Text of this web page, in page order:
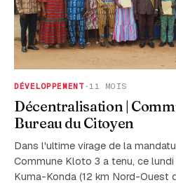
DÉVELOPPEMENT·11 MOIS
Décentralisation |
Bureau du Citoyen
Dans l'ultime virage de la
Commune Kloto 3 a tenu, ce
Kuma-Konda (12 km Nord-Ouest